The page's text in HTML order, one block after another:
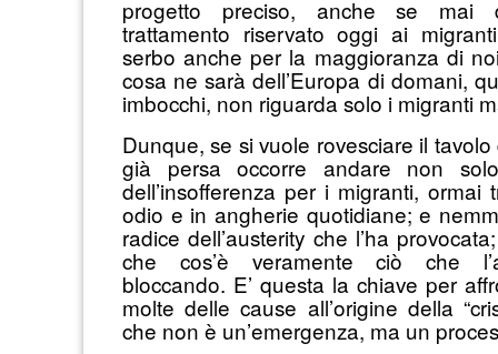
progetto preciso, anche se mai
trattamento riservato oggi ai
serbo anche per la maggioranza di
cosa ne sarà dell’Europa di domani,
imbocchi, non riguarda solo i migranti
Dunque, se si vuole rovesciare il
già persa occorre andare non
dell’insofferenza per i migranti, ormai
odio e in angherie quotidiane; e
radice dell’austerity che l’ha
che cos’è veramente ciò che
bloccando. E’ questa la chiave per
molte delle cause all’origine della
che non è un’emergenza, ma un